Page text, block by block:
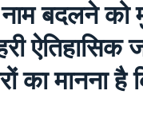
बदलने को
ऐतिहासिक
का मानना है